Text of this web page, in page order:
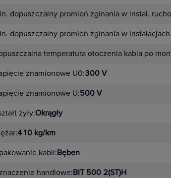
dopuszczalny promień zginania w instal.
dopuszczalny promień zginania w instalacjach
temperatura otoczenia kabla po
znamionowe U0:300 V
znamionowe U:500 V
żyły:Okrągły
410 kg/km
kabli:Bęben
handlowe:BIT 500 2(ST)H